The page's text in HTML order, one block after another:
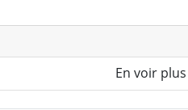
En voir plus